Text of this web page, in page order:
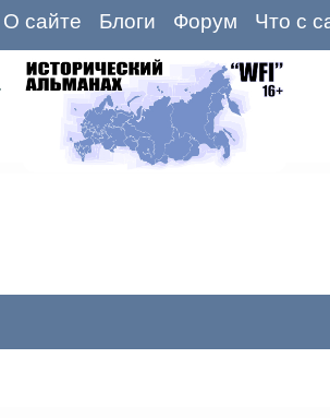
О сайте Блоги Форум Что с